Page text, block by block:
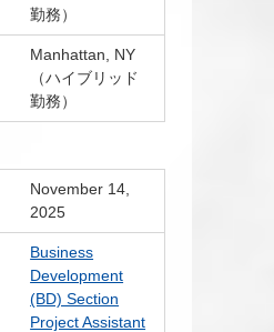
勤務）
Manhattan, NY
（ハイブリッド
勤務）
November 14,
2025
Business
Development
(BD) Section
Project Assistant